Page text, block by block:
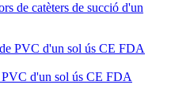
de catèters de succió d'un
d'un sol ús CE FDA